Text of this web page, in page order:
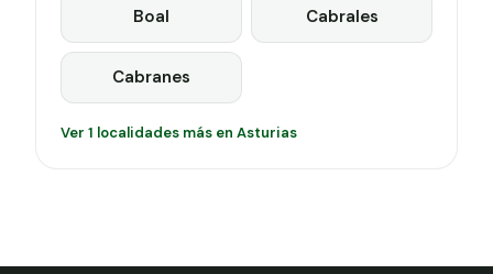
Boal Cabrales
Cabranes
Ver 1 localidades más en Asturias